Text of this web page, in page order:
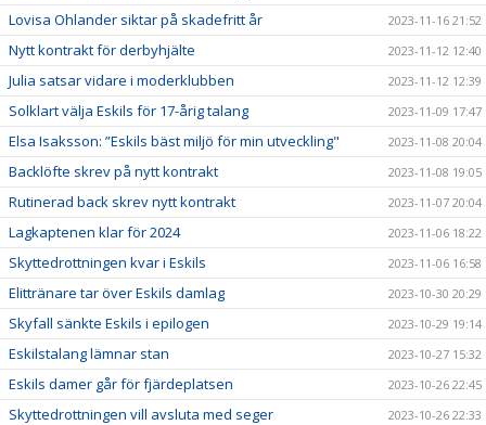
Lovisa Ohlander siktar på skadefritt år 2023-11-16 21:52
Nytt kontrakt för derbyhjälte 2023-11-12 12:40
Julia satsar vidare i moderklubben 2023-11-12 12:39
Solklart välja Eskils för 17-årig talang 2023-11-09 17:47
Elsa Isaksson: ”Eskils bäst miljö för min utveckling" 2023-11-08 20:04
Backlöfte skrev på nytt kontrakt 2023-11-08 19:05
Rutinerad back skrev nytt kontrakt 2023-11-07 20:04
Lagkaptenen klar för 2024 2023-11-06 18:22
Skyttedrottningen kvar i Eskils 2023-11-06 16:58
Elittränare tar över Eskils damlag 2023-10-30 20:29
Skyfall sänkte Eskils i epilogen 2023-10-29 19:14
Eskilstalang lämnar stan 2023-10-27 15:32
Eskils damer går för fjärdeplatsen 2023-10-26 22:45
Skyttedrottningen vill avsluta med seger 2023-10-26 22:33